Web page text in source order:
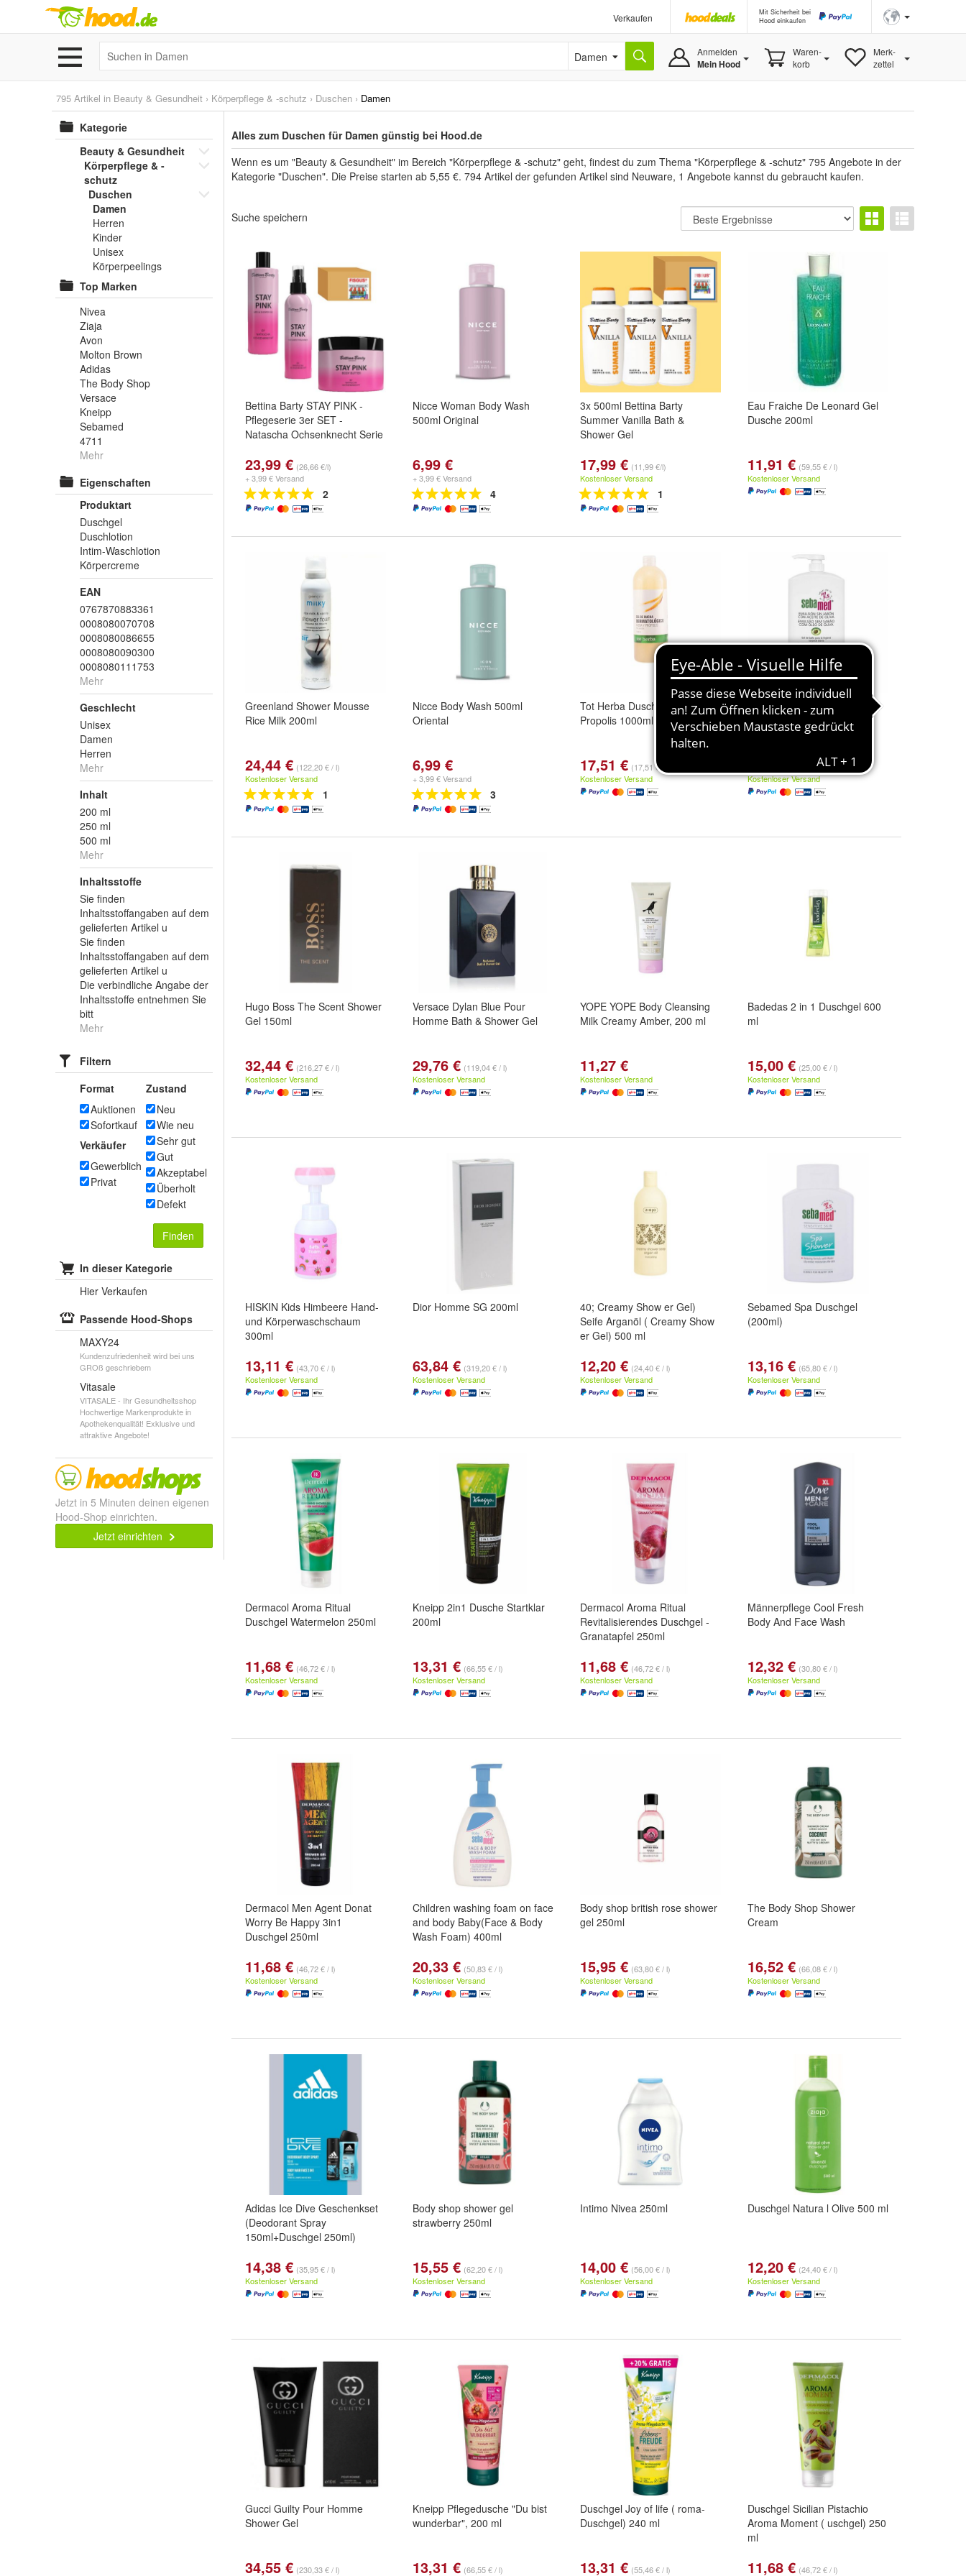
Verkaufen
Mit Sicherheit bei
Hood einkaufen
Damen Anmelden
Mein Hood
Waren-
korb
Merk-
zettel
795 Artikel in Beauty & Gesundheit › Körperpflege & -schutz › Duschen › Damen
Kategorie
Beauty & Gesundheit
Körperpflege & -
schutz
Duschen
Damen
Herren
Kinder
Unisex
Körperpeelings
Top Marken
Nivea
Ziaja
Avon
Molton Brown
Adidas
The Body Shop
Versace
Kneipp
Sebamed
4711
Mehr
Eigenschaften
Produktart
Duschgel
Duschlotion
Intim-Waschlotion
Körpercreme
EAN
0767870883361
0008080070708
0008080086655
0008080090300
0008080111753
Mehr
Geschlecht
Unisex
Damen
Herren
Mehr
Inhalt
200 ml
250 ml
500 ml
Mehr
Inhaltsstoffe
Sie finden
Inhaltsstoffangaben auf dem
gelieferten Artikel u
Sie finden
Inhaltsstoffangaben auf dem
gelieferten Artikel u
Die verbindliche Angabe der
Inhaltsstoffe entnehmen Sie
bitt
Mehr
Filtern
Format
Auktionen
Sofortkauf
Verkäufer
Gewerblich
Privat
Zustand
Neu
Wie neu
Sehr gut
Gut
Akzeptabel
Überholt
Defekt
Finden
In dieser Kategorie
Hier Verkaufen
Passende Hood-Shops
MAXY24
Kundenzufriedenheit wird bei uns
GROß geschriebem
Vitasale
VITASALE - Ihr Gesundheitsshop
Hochwertige Markenprodukte in
Apothekenqualität! Exklusive und
attraktive Angebote!
Jetzt in 5 Minuten deinen eigenen
Hood-Shop einrichten.
Jetzt einrichten
Alles zum Duschen für Damen günstig bei Hood.de
Wenn es um "Beauty & Gesundheit" im Bereich "Körperpflege & -schutz" geht, findest du zum Thema "Körperpflege & -schutz" 795 Angebote in der
Kategorie "Duschen". Die Preise starten ab 5,55 €. 794 Artikel der gefunden Artikel sind Neuware, 1 Angebote kannst du gebraucht kaufen.
Suche speichern
Bettina Barty STAY PINK -
Pflegeserie 3er SET -
Natascha Ochsenknecht Serie
23,99 € (26,66 €/l)
+ 3,99 € Versand
2
Nicce Woman Body Wash
500ml Original
6,99 €
+ 3,99 € Versand
4
3x 500ml Bettina Barty
Summer Vanilla Bath &
Shower Gel
17,99 € (11,99 €/l)
Kostenloser Versand
1
Eau Fraiche De Leonard Gel
Dusche 200ml
11,91 € (59,55 € / l)
Kostenloser Versand
Greenland Shower Mousse
Rice Milk 200ml
24,44 € (122,20 € / l)
Kostenloser Versand
1
Nicce Body Wash 500ml
Oriental
6,99 €
+ 3,99 € Versand
3
Tot Herba Duschgel Hafer Und
Propolis 1000ml
17,51 € (17,51 € / l)
Kostenloser Versand
Sebamed Olive Liquid Face
and Body Wash 200ml
(154,85 € / l)
Kostenloser Versand
Hugo Boss The Scent Shower
Gel 150ml
32,44 € (216,27 € / l)
Kostenloser Versand
Versace Dylan Blue Pour
Homme Bath & Shower Gel
29,76 € (119,04 € / l)
Kostenloser Versand
YOPE YOPE Body Cleansing
Milk Creamy Amber, 200 ml
11,27 €
Kostenloser Versand
Badedas 2 in 1 Duschgel 600
ml
15,00 € (25,00 € / l)
Kostenloser Versand
HISKIN Kids Himbeere Hand-
und Körperwaschschaum
300ml
13,11 € (43,70 € / l)
Kostenloser Versand
Dior Homme SG 200ml
63,84 € (319,20 € / l)
Kostenloser Versand
40; Creamy Show er Gel)
Seife Arganöl ( Creamy Show
er Gel) 500 ml
12,20 € (24,40 € / l)
Kostenloser Versand
Sebamed Spa Duschgel
(200ml)
13,16 € (65,80 € / l)
Kostenloser Versand
Dermacol Aroma Ritual
Duschgel Watermelon 250ml
11,68 € (46,72 € / l)
Kostenloser Versand
Kneipp 2in1 Dusche Startklar
200ml
13,31 € (66,55 € / l)
Kostenloser Versand
Dermacol Aroma Ritual
Revitalisierendes Duschgel -
Granatapfel 250ml
11,68 € (46,72 € / l)
Kostenloser Versand
Männerpflege Cool Fresh
Body And Face Wash
12,32 € (30,80 € / l)
Kostenloser Versand
Dermacol Men Agent Donat
Worry Be Happy 3in1
Duschgel 250ml
11,68 € (46,72 € / l)
Kostenloser Versand
Children washing foam on face
and body Baby(Face & Body
Wash Foam) 400ml
20,33 € (50,83 € / l)
Kostenloser Versand
Body shop british rose shower
gel 250ml
15,95 € (63,80 € / l)
Kostenloser Versand
The Body Shop Shower
Cream
16,52 € (66,08 € / l)
Kostenloser Versand
Adidas Ice Dive Geschenkset
(Deodorant Spray
150ml+Duschgel 250ml)
14,38 € (35,95 € / l)
Kostenloser Versand
Body shop shower gel
strawberry 250ml
15,55 € (62,20 € / l)
Kostenloser Versand
Intimo Nivea 250ml
14,00 € (56,00 € / l)
Kostenloser Versand
Duschgel Natura l Olive 500 ml
12,20 € (24,40 € / l)
Kostenloser Versand
Gucci Guilty Pour Homme
Shower Gel
34,55 € (230,33 € / l)
Kneipp Pflegedusche "Du bist
wunderbar", 200 ml
13,31 € (66,55 € / l)
Duschgel Joy of life ( roma-
Duschgel) 240 ml
13,31 € (55,46 € / l)
Duschgel Sicilian Pistachio
Aroma Moment ( uschgel) 250
ml
11,68 € (46,72 € / l)